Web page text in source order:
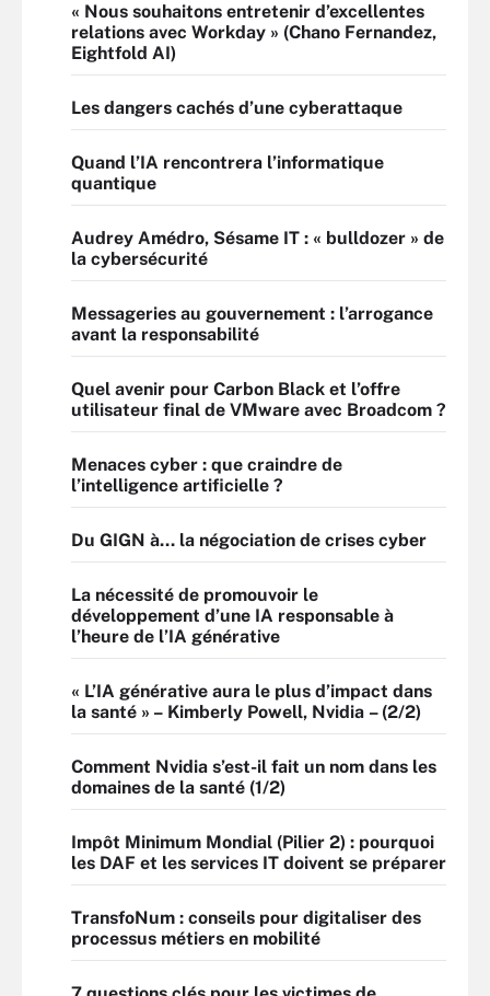
« Nous souhaitons entretenir d’excellentes
relations avec Workday » (Chano Fernandez,
Eightfold AI)
Les dangers cachés d’une cyberattaque
Quand l’IA rencontrera l’informatique
quantique
Audrey Amédro, Sésame IT : « bulldozer » de
la cybersécurité
Messageries au gouvernement : l’arrogance
avant la responsabilité
Quel avenir pour Carbon Black et l’offre
utilisateur final de VMware avec Broadcom ?
Menaces cyber : que craindre de
l’intelligence artificielle ?
Du GIGN à… la négociation de crises cyber
La nécessité de promouvoir le
développement d’une IA responsable à
l’heure de l’IA générative
« L’IA générative aura le plus d’impact dans
la santé » – Kimberly Powell, Nvidia – (2/2)
Comment Nvidia s’est-il fait un nom dans les
domaines de la santé (1/2)
Impôt Minimum Mondial (Pilier 2) : pourquoi
les DAF et les services IT doivent se préparer
TransfoNum : conseils pour digitaliser des
processus métiers en mobilité